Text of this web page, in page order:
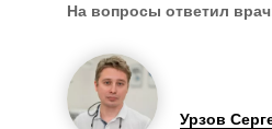
На вопросы ответил
Урзов